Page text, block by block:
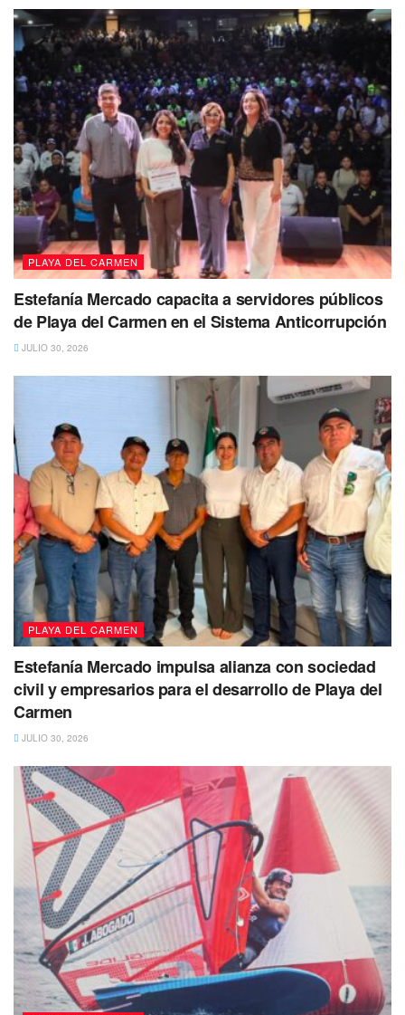
PLAYA DEL CARMEN
Estefanía Mercado capacita a servidores públicos
de Playa del Carmen en el Sistema Anticorrupción
JULIO 30, 2026
PLAYA DEL CARMEN
Estefanía Mercado impulsa alianza con sociedad
civil y empresarios para el desarrollo de Playa del
Carmen
JULIO 30, 2026